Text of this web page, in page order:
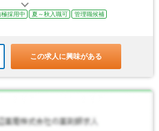
極採用中 夏～秋入職可
管理職候補
この求人に興味がある